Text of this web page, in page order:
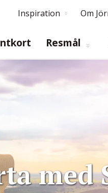
Inspiration Om
Resmål
med